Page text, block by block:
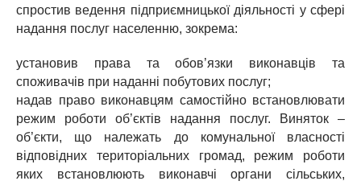
спростив ведення підприємницької діяльності у сфері
надання послуг населенню, зокрема:
установив права та обов’язки виконавців та
споживачів при наданні побутових послуг;
надав право виконавцям самостійно встановлювати
режим роботи об’єктів надання послуг. Виняток –
об’єкти, що належать до комунальної власності
відповідних територіальних громад, режим роботи
яких встановлюють виконавчі органи сільських,